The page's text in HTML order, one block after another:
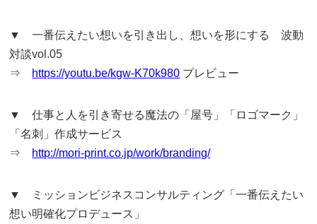
▼ 一番伝えたい想いを引き出し、想いを形にする 波動
対談vol.05
⇒ https://youtu.be/kgw-K70k980 プレビュー
▼ 仕事と人を引き寄せる魔法の「屋号」「ロゴマーク」
「名刺」作成サービス
⇒ http://mori-print.co.jp/work/branding/
▼ ミッションビジネスコンサルティング「一番伝えたい
想い明確化プロデュース」